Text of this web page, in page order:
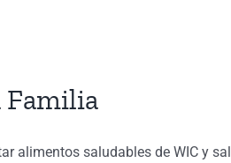
Familia
alimentos saludables de WIC y